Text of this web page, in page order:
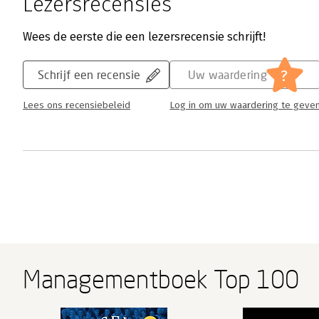
Wees de eerste die een lezersrecensie schrijft!
Schrijf een recensie
Lees ons recensiebeleid
Uw waardering ?
Log in om uw waardering te
Managementboek Top 100